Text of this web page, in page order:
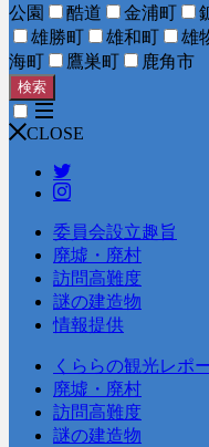
公園
酷道 金浦町
雄勝町
雄和町 雄
海町
鷹巣町 鹿角市
検索
CLOSE
委員会設立趣旨
廃墟・廃村
訪問高難度
謎の建造物
情報提供
くららの観光レポ
廃墟・廃村
訪問高難度
謎の建造物